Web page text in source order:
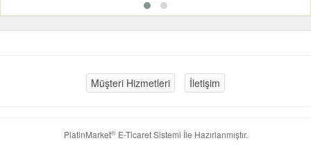
Müşteri Hizmetleri İletişim
PlatinMarket®E-Ticaret Sistemi İle Hazırlanmıştır.